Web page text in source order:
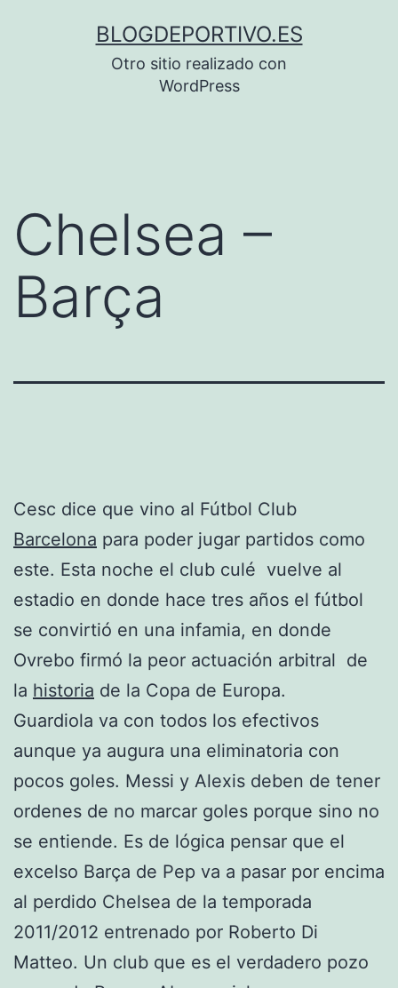
BLOGDEPORTIVO.ES
Otro sitio realizado con
WordPress
Chelsea –
Barça
Cesc dice que vino al Fútbol Club
Barcelona para poder jugar partidos como
este. Esta noche el club culé vuelve al
estadio en donde hace tres años el fútbol
se convirtió en una infamia, en donde
Ovrebo firmó la peor actuación arbitral de
la historia de la Copa de Europa.
Guardiola va con todos los efectivos
aunque ya augura una eliminatoria con
pocos goles. Messi y Alexis deben de tener
ordenes de no marcar goles porque sino no
se entiende. Es de lógica pensar que el
excelso Barça de Pep va a pasar por encima
al perdido Chelsea de la temporada
2011/2012 entrenado por Roberto Di
Matteo. Un club que es el verdadero pozo